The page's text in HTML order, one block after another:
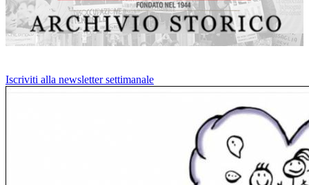
Iscriviti alla newsletter settimanale